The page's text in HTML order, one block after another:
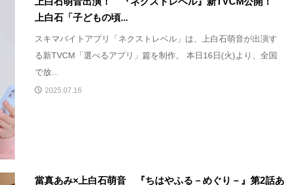
上白石「子どもの頃...
スキマバイトアプリ「ネクストレベル」は、上白石萌音が出演す
る新TVCM「選べるアプリ」篇を制作。 本日16日(火)より、全国
で放...
2025.07.16
當真あみ×上白石萌音 『ちはやふる－めぐり－』第2話あ